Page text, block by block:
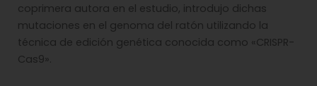
coprimera autora en el estudio, introdujo dichas
mutaciones en el genoma del ratón utilizando la
técnica de edición genética conocida como «CRISPR-
Cas9».